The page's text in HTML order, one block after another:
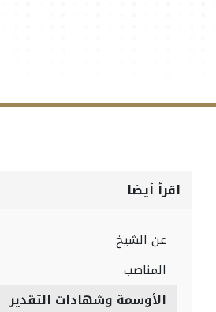
اقرأ أيضا
عن الشيخ
المناصب
الأوسمة وشهادات التقدير